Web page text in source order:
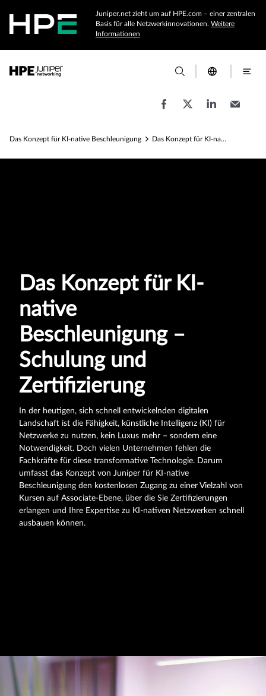
Juniper.net zieht um auf HPE.com – einer zentralen
Basis für alle Netzwerkinnovationen. Weitere
Informationen
Das Konzept für KI-native Beschleunigung Das Konzept für KI-native Beschleunigung – Schulung und Zertifizierung
Das Konzept für KI-
native
Beschleunigung –
Schulung und
Zertifizierung
In der heutigen, sich schnell entwickelnden digitalen
Landschaft ist die Fähigkeit, künstliche Intelligenz (KI) für
Netzwerke zu nutzen, kein Luxus mehr – sondern eine
Notwendigkeit. Doch vielen Unternehmen fehlen die
Fachkräfte für diese transformative Technologie. Darum
umfasst das Konzept von Juniper für KI-native
Beschleunigung den kostenlosen Zugang zu einer Vielzahl von
Kursen auf Associate-Ebene, über die Sie Zertifizierungen
erlangen und Ihre Expertise zu KI-nativen Netzwerken schnell
ausbauen können.